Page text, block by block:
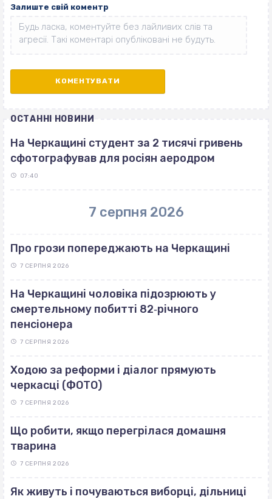
Залиште свій коментр
ОСТАННІ НОВИНИ
На Черкащині студент за 2 тисячі гривень
сфотографував для росіян аеродром
07:40
7 серпня 2026
Про грози попереджають на Черкащині
7 СЕРПНЯ 2026
На Черкащині чоловіка підозрюють у
смертельному побитті 82‐річного
пенсіонера
7 СЕРПНЯ 2026
Ходою за реформи і діалог прямують
черкасці (ФОТО)
7 СЕРПНЯ 2026
Що робити, якщо перегрілася домашня
тварина
7 СЕРПНЯ 2026
Як живуть і почуваються виборці, дільниці